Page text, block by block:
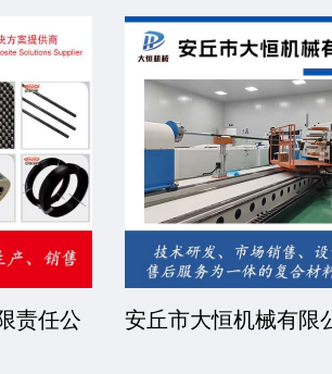
责任公
安丘市大恒机械有限